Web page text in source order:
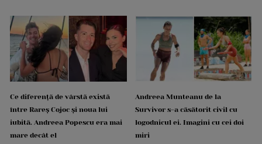
Ce diferență de vârstă există
între Rareș Cojoc și noua lui
iubită. Andreea Popescu era mai
mare decât el
Andreea Munteanu de la
Survivor s-a căsătorit civil cu
logodnicul ei. Imagini cu cei doi
miri